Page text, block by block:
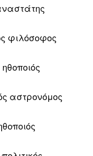
φιλόσοφος
αστρονόμος